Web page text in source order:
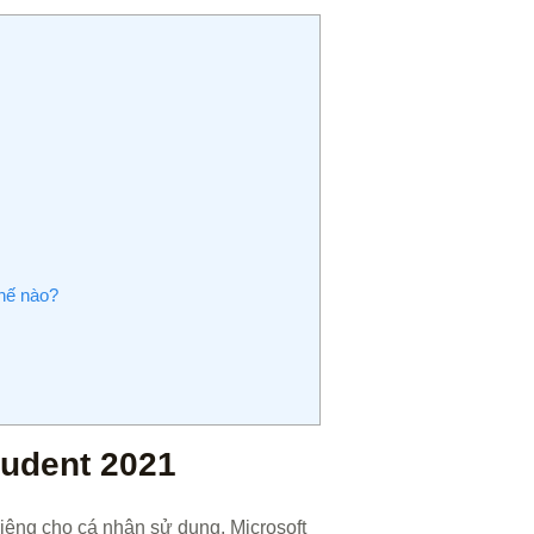
nào?
2021
cho cá nhân sử dụng. Microsoft